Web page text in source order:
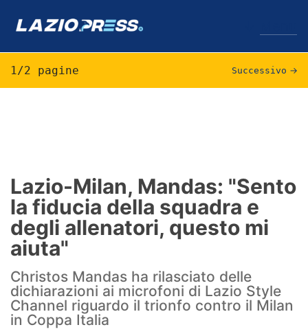
Formello
Infortuni
Primavera
Calciomercato
Lazio Women
Rassegna Lazio
1/2 pagine Successivo →
Lazio-Milan, Mandas: "Sento
la fiducia della squadra e
degli allenatori, questo mi
aiuta"
Christos Mandas ha rilasciato delle
dichiarazioni ai microfoni di Lazio Style
Channel riguardo il trionfo contro il Milan
in Coppa Italia